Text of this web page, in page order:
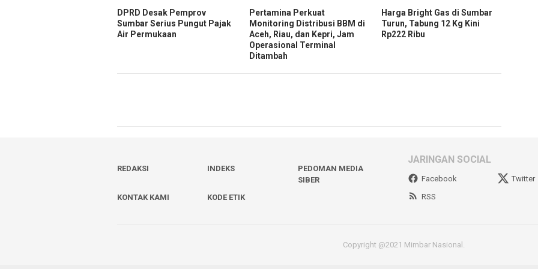
DPRD Desak Pemprov
Sumbar Serius Pungut Pajak
Air Permukaan
Pertamina Perkuat
Monitoring Distribusi BBM di
Aceh, Riau, dan Kepri, Jam
Operasional Terminal
Ditambah
Harga Bright Gas di Sumbar
Turun, Tabung 12 Kg Kini
Rp222 Ribu
REDAKSI INDEKS
PEDOMAN MEDIA
SIBER
KONTAK KAMI
KODE ETIK
JARINGAN SOCIAL
Facebook Twitter
RSS
Copyright @2021 Mimbar Nasional.